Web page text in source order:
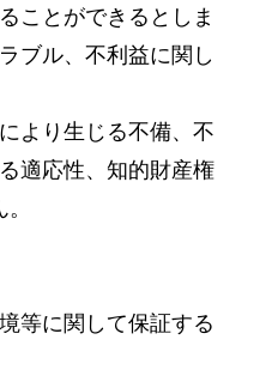
ことができるとしま
ブル、不利益に関し
より生じる不備、不
適応性、知的財産権
等に関して保証する